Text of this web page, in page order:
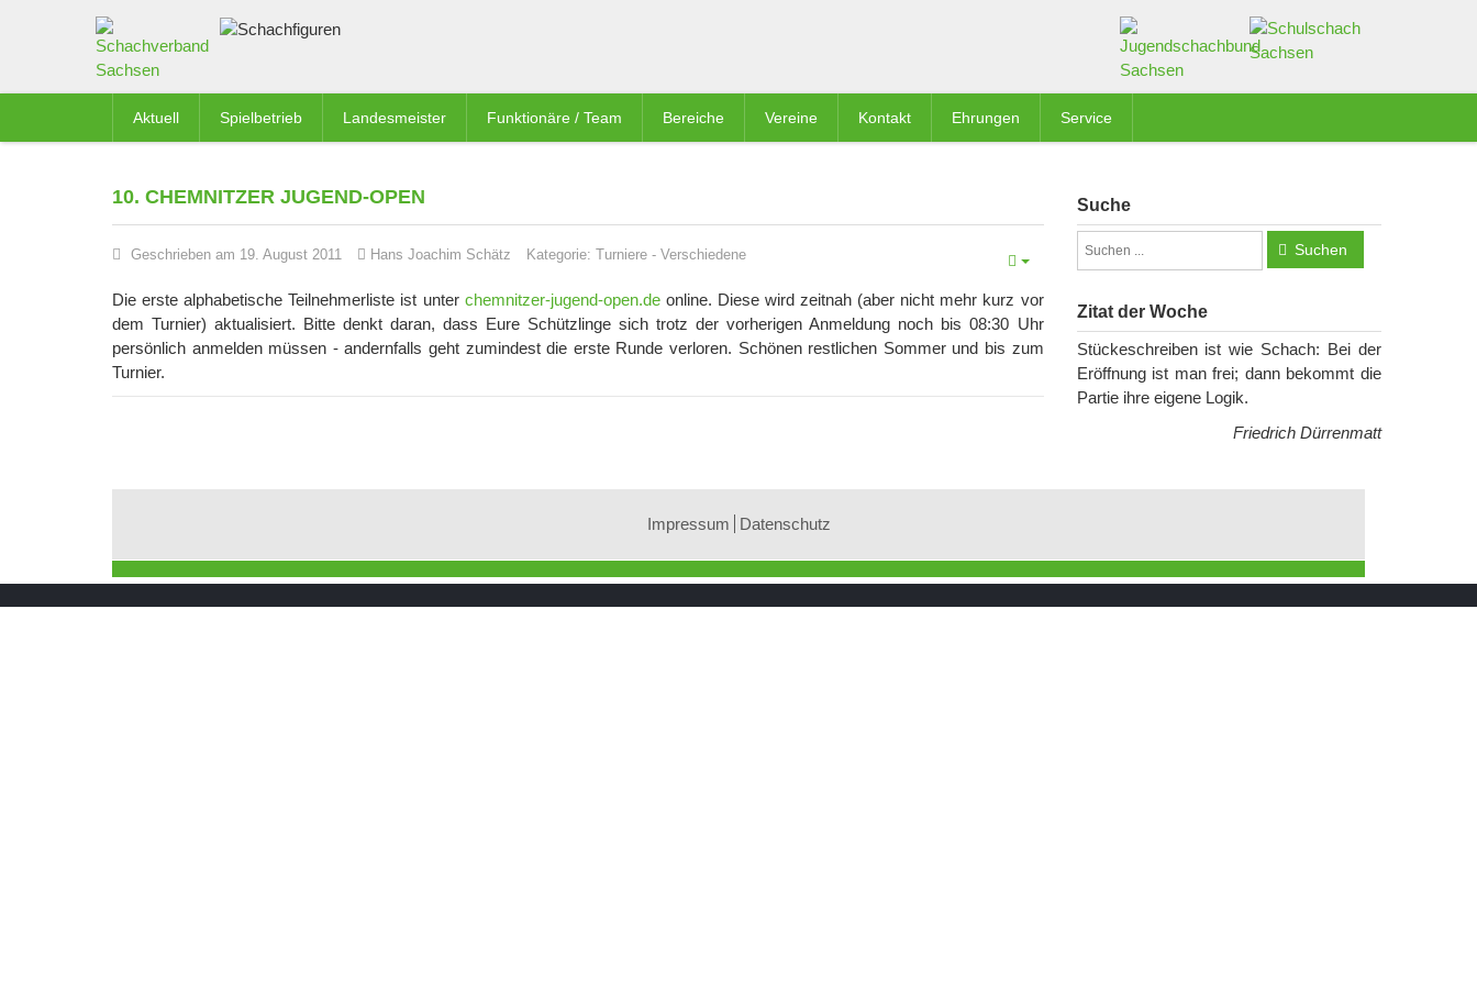
Aktuell Spielbetrieb Landesmeister Funktionäre / Team Bereiche Vereine Kontakt Ehrungen Service
10. CHEMNITZER JUGEND-OPEN
Geschrieben am 19. August 2011 Hans Joachim Schätz Kategorie: Turniere - Verschiedene
Die erste alphabetische Teilnehmerliste ist unter chemnitzer-jugend-open.deonline. Diese wird zeitnah (aber nicht mehr kurz vor
dem Turnier) aktualisiert. Bitte denkt daran, dass Eure Schützlinge sich trotz der vorherigen Anmeldung noch bis 08:30 Uhr
persönlich anmelden müssen - andernfalls geht zumindest die erste Runde verloren. Schönen restlichen Sommer und bis zum
Turnier.
Suche
Suchen
Zitat der Woche
Stückeschreiben ist wie Schach: Bei der
Eröffnung ist man frei; dann bekommt die
Partie ihre eigene Logik.
Friedrich Dürrenmatt
Impressum Datenschutz